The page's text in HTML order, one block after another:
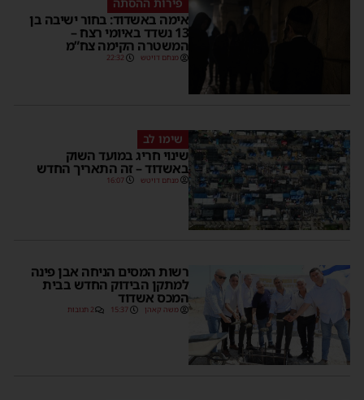
פירות ההסתה
אימה באשדוד: בחור ישיבה בן
13 נשדד באיומי רצח –
המשטרה הקימה צח”מ
מנחם דויטש 22:32
שימו לב
שינוי חריג במועד השוק
באשדוד – זה התאריך החדש
מנחם דויטש 16:07
רשות המסים הניחה אבן פינה
למתקן הבידוק החדש בבית
המכס אשדוד
משה קאהן 15:37 2 תגובות